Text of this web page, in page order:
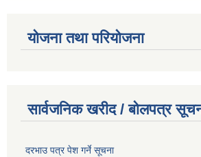
योजना तथा परियोजना
सार्वजनिक खरीद / बोलपत्र
दरभाउ पत्र पेश गर्ने सूचना